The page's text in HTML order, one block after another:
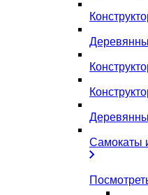
Самокаты